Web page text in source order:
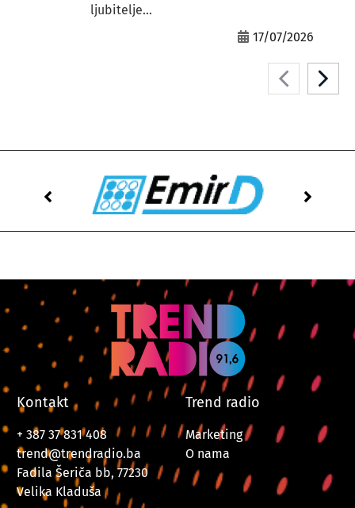
ljubitelje...
17/07/2026
Kontakt
+ 387 37 831 408
trend@trendradio.ba
Fadila Šeriča bb, 77230
Velika Kladuša
Trend radio
Marketing
O nama